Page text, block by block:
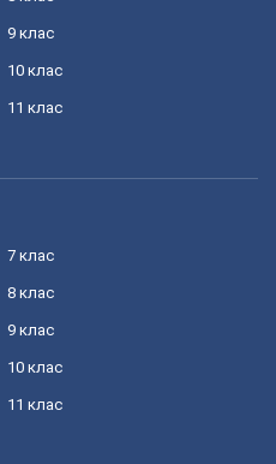
9 клас
10 клас
11 клас
7 клас
8 клас
9 клас
10 клас
11 клас